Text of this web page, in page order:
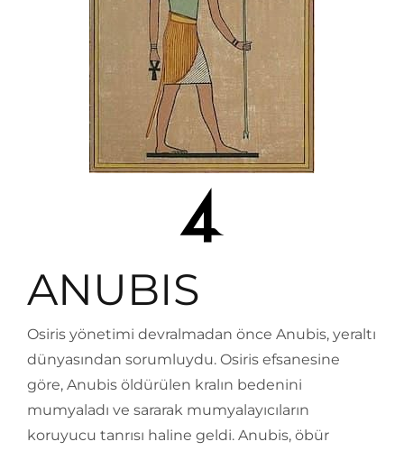
ANUBIS
Osiris yönetimi devralmadan önce Anubis, yeraltı
dünyasından sorumluydu. Osiris efsanesine
göre, Anubis öldürülen kralın bedenini
mumyaladı ve sararak mumyalayıcıların
koruyucu tanrısı haline geldi. Anubis, öbür